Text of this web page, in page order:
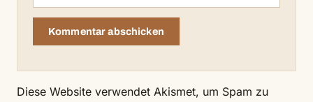
Diese Website verwendet Akismet, um Spam zu